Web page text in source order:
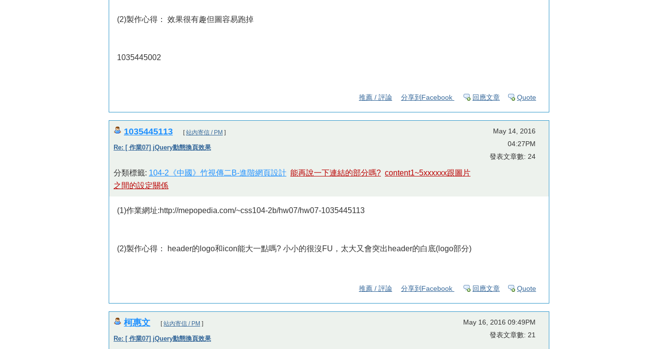
(2)製作心得： 效果很有趣但圖容易跑掉
1035445002
推薦 / 評論 分享到Facebook 回應文章 Quote
1035445113 [站內寄信 / PM ]
Re: [ 作業07] jQuery動態換頁效果
分類標籤: 104-2《中國》竹視傳二B-進階網頁設計 能再說一下連結的部分嗎? content1~5xxxxxx跟圖片
之間的設定關係
May 14, 2016
04:27PM
發表文章數: 24
(1)作業網址:http://mepopedia.com/~css104-2b/hw07/hw07-1035445113
(2)製作心得： header的logo和icon能大一點嗎? 小小的很沒FU，太大又會突出header的白底(logo部分)
推薦 / 評論 分享到Facebook 回應文章 Quote
柯惠文 [站內寄信 / PM ]
Re: [ 作業07] jQuery動態換頁效果
May 16, 2016 09:49PM
發表文章數: 21